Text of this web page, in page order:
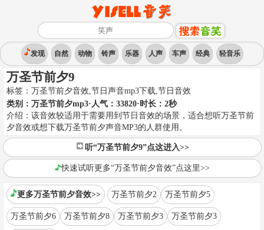
发现 自然 动物 铃声 乐器 人声 车声 经典 轻音乐
万圣节前夕9
标签： 万圣节前夕音效,节日声音mp3下载,节日音效
类别： 万圣节前夕mp3·人气：33820·时长： 2秒
介绍： 该音效较适用于需要用到节日音效的场景，适合想听万圣节前
夕音效或想下载万圣节前夕声音MP3的人群使用。
听“万圣节前夕9”点这进入>>
快速试听更多“万圣节前夕音效”点这里>>
更多万圣节前夕音效>> 万圣节前夕2 万圣节前夕5
万圣节前夕6 万圣节前夕8 万圣节前夕3 万圣节前夕3